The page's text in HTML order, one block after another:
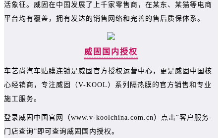
活象征。威固在中国发展了上千家零售商，在某东、某猫等电商
平台均有覆盖，拥有发达的销售网络和完善的售后质保体系。
威固国内授权
车艺尚汽车贴膜连锁是威固官方授权运营中心，更是威固中国核
心经销商，专注威固（V-KOOL）系列隔热膜的官方销售和专业
施工服务。
登录威固中国官网（www.v-koolchina.com.cn）点击“客户服务-
门店查询”即可查询威固国内授权。